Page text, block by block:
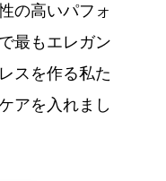
の高いパフォ
最もエレガン
スを作る私た
アを入れまし